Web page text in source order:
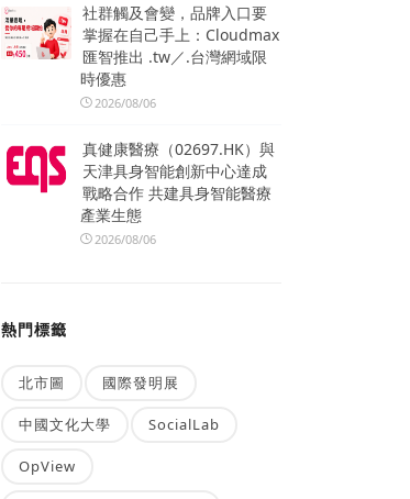
社群觸及會變，品牌入口要
掌握在自己手上：Cloudmax
匯智推出 .tw／.台灣網域限
時優惠
2026/08/06
真健康醫療（02697.HK）與
天津具身智能創新中心達成
戰略合作 共建具身智能醫療
產業生態
2026/08/06
熱門標籤
北市圖 國際發明展
中國文化大學 SocialLab
OpView